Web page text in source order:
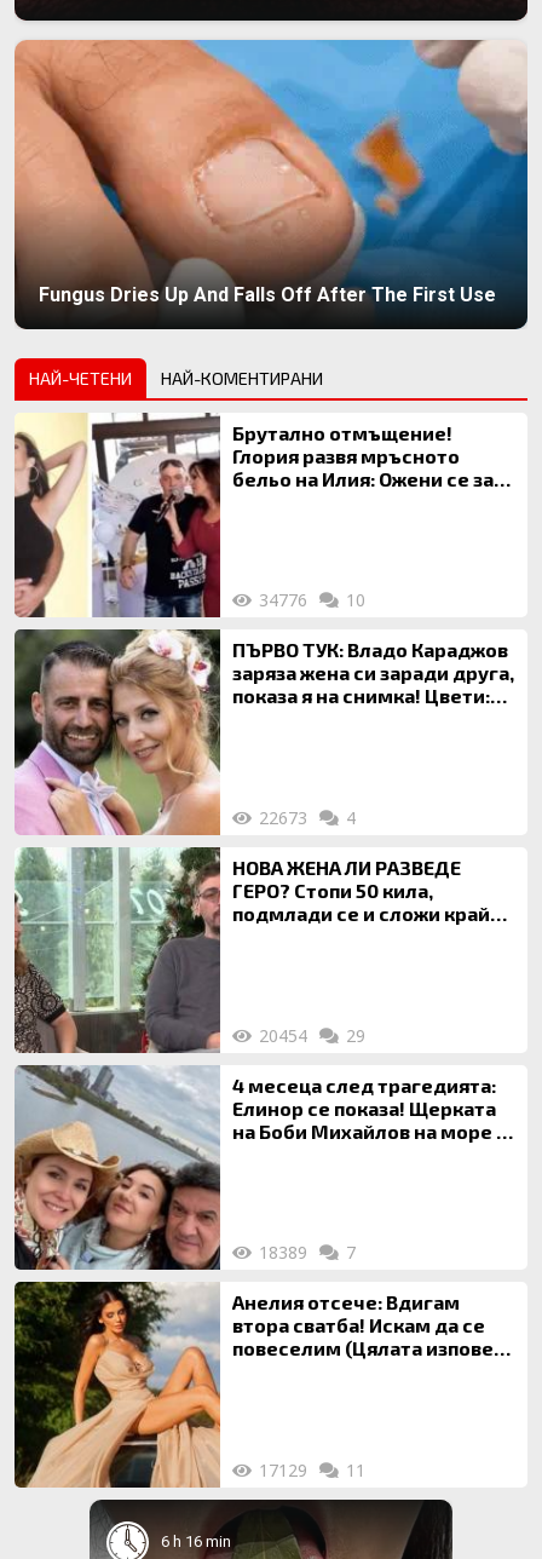
Fungus Dries Up And Falls Off After The First Use
НАЙ-ЧЕТЕНИ НАЙ-КОМЕНТИРАНИ
Брутално отмъщение!
Глория развя мръсното
бельо на Илия: Ожени се за
34776 10
ПЪРВО ТУК: Владо Караджов
заряза жена си заради друга,
показа я на снимка! Цвети:
22673 4
НОВА ЖЕНА ЛИ РАЗВЕДЕ
ГЕРО? Стопи 50 кила,
подмлади се и сложи край
20454 29
4 месеца след трагедията:
Елинор се показа! Щерката
на Боби Михайлов на море с
18389 7
Анелия отсече: Вдигам
втора сватба! Искам да се
повеселим (Цялата изповед
17129 11
6 h 16 min